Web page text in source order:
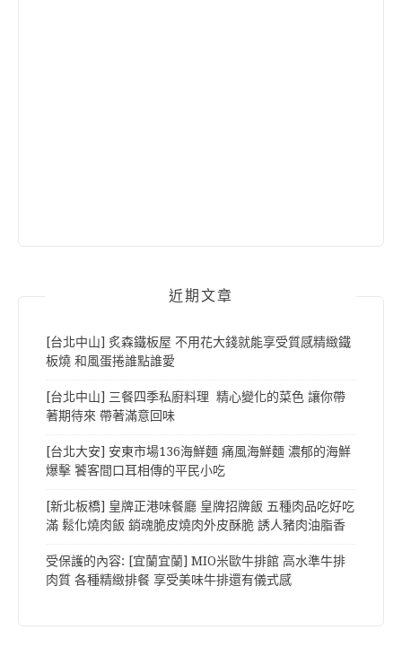
近期文章
[台北中山] 炙森鐵板屋 不用花大錢就能享受質感精緻鐵
板燒 和風蛋捲誰點誰愛
[台北中山] 三餐四季私廚料理 精心變化的菜色 讓你帶
著期待來 帶著滿意回味
[台北大安] 安東市場136海鮮麵 痛風海鮮麵 濃郁的海鮮
爆擊 饕客間口耳相傳的平民小吃
[新北板橋] 皇牌正港味餐廳 皇牌招牌飯 五種肉品吃好吃
滿 鬆化燒肉飯 銷魂脆皮燒肉外皮酥脆 誘人豬肉油脂香
受保護的內容: [宜蘭宜蘭] MIO米歐牛排館 高水準牛排
肉質 各種精緻排餐 享受美味牛排還有儀式感